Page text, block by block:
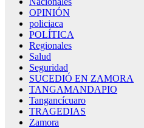
OPINIÓN
policiaca
POLÍTICA
Regionales
Salud
Seguridad
SUCEDIÓ EN ZAMORA
TANGAMANDAPIO
Tangancícuaro
TRAGEDIAS
Zamora